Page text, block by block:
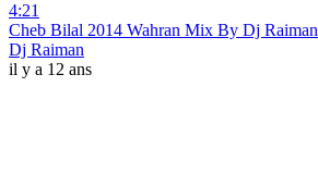
4:21
Cheb Bilal 2014 Wahran Mix By Dj Raiman
Dj Raiman
il y a 12 ans